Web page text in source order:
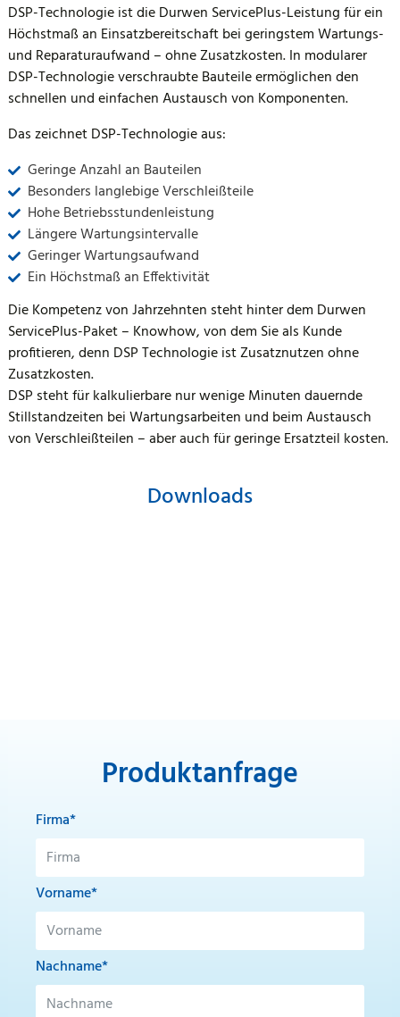
DSP-Technologie ist die Durwen ServicePlus-Leistung für ein
Höchstmaß an Einsatzbereitschaft bei geringstem Wartungs-
und Reparaturaufwand – ohne Zusatzkosten. In modularer
DSP-Technologie verschraubte Bauteile ermöglichen den
schnellen und einfachen Austausch von Komponenten.
Das zeichnet DSP-Technologie aus:
Geringe Anzahl an Bauteilen
Besonders langlebige Verschleißteile
Hohe Betriebsstundenleistung
Längere Wartungsintervalle
Geringer Wartungsaufwand
Ein Höchstmaß an Effektivität
Die Kompetenz von Jahrzehnten steht hinter dem Durwen
ServicePlus-Paket – Knowhow, von dem Sie als Kunde
profitieren, denn DSP Technologie ist Zusatznutzen ohne
Zusatzkosten.
DSP steht für kalkulierbare nur wenige Minuten dauernde
Stillstandzeiten bei Wartungsarbeiten und beim Austausch
von Verschleißteilen – aber auch für geringe Ersatzteil kosten.
Downloads
Produktanfrage
Firma*
Vorname*
Nachname*